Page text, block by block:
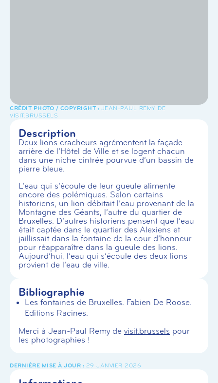
JEAN-PAUL REMY DE
VISIT.BRUSSELS
Description
Deux lions cracheurs agrémentent la façade
arrière de l’Hôtel de Ville et se logent chacun
dans une niche cintrée pourvue d’un bassin de
pierre bleue.
L’eau qui s’écoule de leur gueule alimente
encore des polémiques. Selon certains
historiens, un lion débitait l’eau provenant de la
Montagne des Géants, l’autre du quartier de
Bruxelles. D’autres historiens pensent que l’eau
était captée dans le quartier des Alexiens et
jaillissait dans la fontaine de la cour d’honneur
pour réapparaître dans la gueule des lions.
Aujourd’hui, l’eau qui s’écoule des deux lions
provient de l’eau de ville.
Bibliographie
Les fontaines de Bruxelles. Fabien De Roose.
Editions Racines.
Merci à Jean-Paul Remy de visit.brussels pour
les photographies !
29 JANVIER 2026